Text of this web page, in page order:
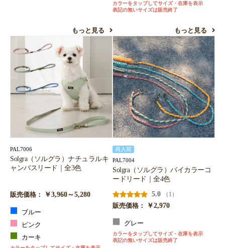
もっと見る
カラーをタップしてサイズ・在庫を表示
表記の無いサイズは販売終了
もっと見る
PAL7006
Solgra（ソルグラ）ナチュラルキ
ャンバスリード｜全3色
販売価格： ￥3,960～5,280
ブルー
ピンク
カーキ
再入荷
PAL7004
Solgra（ソルグラ）バイカラーコ
ードリード｜全4色
5.0
（1）
販売価格：
￥2,970
グレー
カラーをタップしてサイズ・在庫を表示
表記の無いサイズは販売終了